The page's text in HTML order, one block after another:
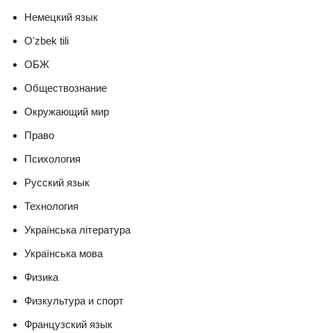
Немецкий язык
Оʻzbek tili
ОБЖ
Обществознание
Окружающий мир
Право
Психология
Русский язык
Технология
Українська література
Українська мова
Физика
Физкультура и спорт
Французский язык